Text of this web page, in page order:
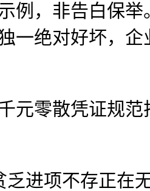
，非告白保举
一绝对好坏，
零散凭证规范
进项不存正在